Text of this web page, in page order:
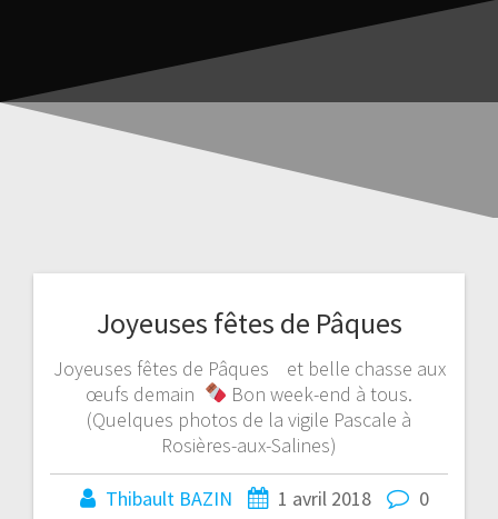
Joyeuses fêtes de Pâques
Joyeuses fêtes de Pâques et belle chasse aux
œufs demain
Bon week-end à tous.
(Quelques photos de la vigile Pascale à
Rosières-aux-Salines)
Thibault BAZIN 1 avril 2018 0